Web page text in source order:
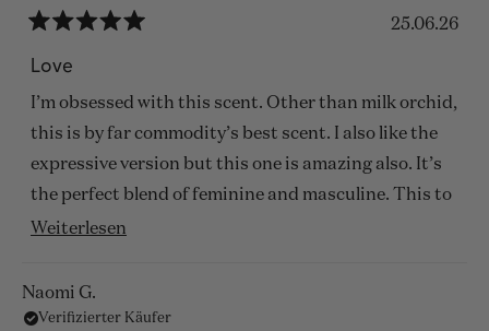
5
von
5
Sternen
bewertet
25.06.26
Love
I’m obsessed with this scent. Other than milk orchid,
this is by far commodity’s best scent. I also like the
expressive version but this one is amazing also. It’s
the perfect blend of feminine and masculine. This to
me feels likes a gloomy day fall day in San Francisco.
Weiterlesen
Rezension
Naomi G.
Verifizierter Käufer